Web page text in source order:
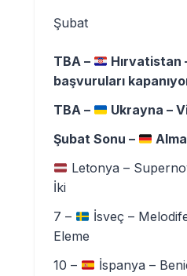
Şubat
TBA –
Hırvatistan
başvuruları
TBA –
Ukrayna –
Şubat Sonu –
Letonya –
İki
7 –
İsveç –
Eleme
10 –
İspanya –